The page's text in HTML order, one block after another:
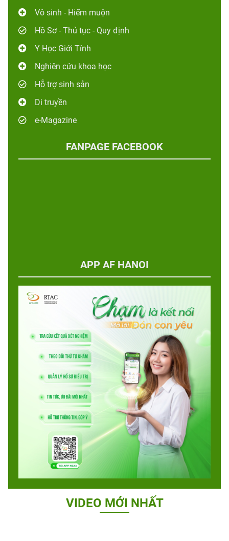
Vô sinh - Hiếm muộn
Hồ Sơ - Thủ tục - Quy định
Y Học Giới Tính
Nghiên cứu khoa học
Hỗ trợ sinh sản
Di truyền
e-Magazine
FANPAGE FACEBOOK
APP AF HANOI
VIDEO MỚI NHẤT